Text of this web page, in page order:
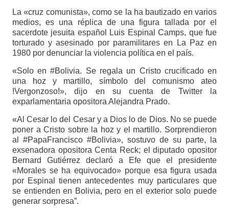
La «cruz comunista», como se la ha bautizado en varios
medios, es una réplica de una figura tallada por el
sacerdote jesuita español Luis Espinal Camps, que fue
torturado y asesinado por paramilitares en La Paz en
1980 por denunciar la violencia política en el país.
«Solo en #Bolivia. Se regala un Cristo crucificado en
una hoz y martillo, símbolo del comunismo ateo
!Vergonzoso!», dijo en su cuenta de Twitter la
exparlamentaria opositora Alejandra Prado.
«Al Cesar lo del Cesar y a Dios lo de Dios. No se puede
poner a Cristo sobre la hoz y el martillo. Sorprendieron
al #PapaFrancisco #Bolivia», sostuvo de su parte, la
exsenadora opositora Centa Reck; el diputado opositor
Bernard Gutiérrez declaró a Efe que el presidente
«Morales se ha equivocado» porque esa figura usada
por Espinal tienen antecedentes muy particulares que
se entienden en Bolivia, pero en el exterior solo puede
generar sorpresa”.